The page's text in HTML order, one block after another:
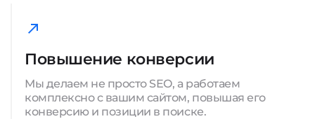
Повышение конверсии
Мы делаем не просто SEO, а работаем
комплексно с вашим сайтом, повышая его
конверсию и позиции в поиске.